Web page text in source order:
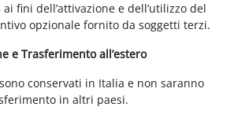
ai fini dell’attivazione e dell’utilizzo del
opzionale fornito da soggetti terzi.
e Trasferimento all’estero
conservati in Italia e non saranno
in altri paesi.